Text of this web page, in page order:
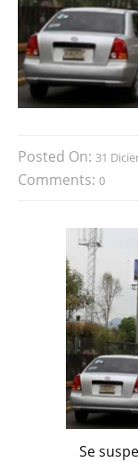
Posted On: 31
Comments: 0
Se